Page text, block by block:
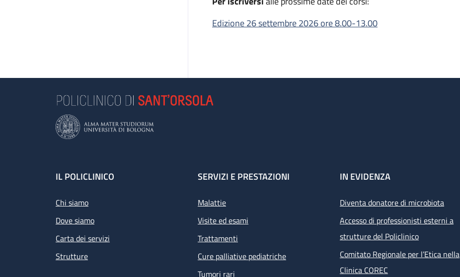
Edizione 26 settembre 2026 ore 8.00-13.00
Footer
IL POLICLINICO
Chi siamo
Dove siamo
Carta dei servizi
Strutture
SERVIZI E PRESTAZIONI
Malattie
Visite ed esami
Trattamenti
Cure palliative pediatriche
Tumori rari
IN EVIDENZA
Diventa donatore di microbiota
Accesso di professionisti esterni a
strutture del Policlinico
Comitato Regionale per l’Etica nella
Clinica COREC